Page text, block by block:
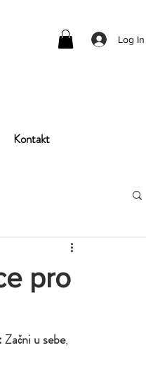
Log In
Kontakt
pro
u sebe,